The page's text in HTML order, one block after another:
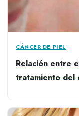
CÁNCER DE PIEL
Relación entre
tratamiento del